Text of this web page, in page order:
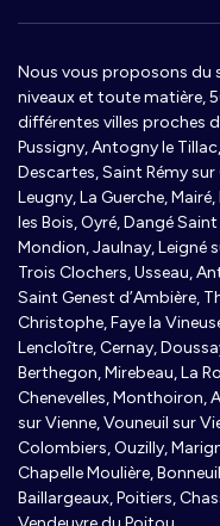
Nous vous proposons du
niveaux et toute matière,
différentes villes proches
Pussigny, Antogny le
Descartes, Saint Rémy sur
Leugny, La Guerche,
les Bois, Oyré, Dangé
Mondion, Jaulnay, Leigné
Trois Clochers, Usseau,
Saint Genest d’Ambière,
Christophe, Faye la
Lencloître, Cernay,
Berthegon, Mirebeau, La
Chenevelles, Monthoiron,
sur Vienne, Vouneuil sur
Colombiers, Ouzilly,
Chapelle Moulière,
Baillargeaux, Poitiers,